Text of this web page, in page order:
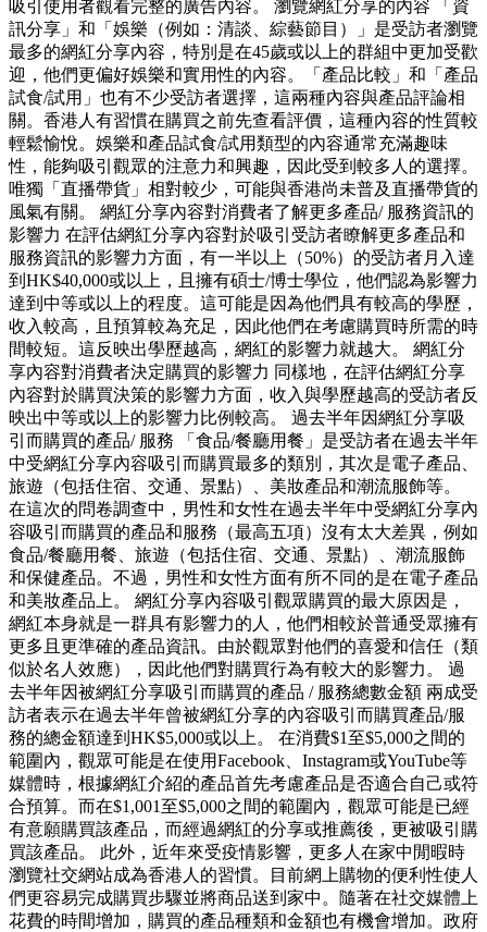
吸引使用者觀看完整的廣告內容。 瀏覽網紅分享的內容 「資
訊分享」和「娛樂（例如：清談、綜藝節目）」是受訪者瀏覽
最多的網紅分享內容，特別是在45歲或以上的群組中更加受歡
迎，他們更偏好娛樂和實用性的內容。「產品比較」和「產品
試食/試用」也有不少受訪者選擇，這兩種內容與產品評論相
關。香港人有習慣在購買之前先查看評價，這種內容的性質較
輕鬆愉悅。娛樂和產品試食/試用類型的內容通常充滿趣味
性，能夠吸引觀眾的注意力和興趣，因此受到較多人的選擇。
唯獨「直播帶貨」相對較少，可能與香港尚未普及直播帶貨的
風氣有關。 網紅分享內容對消費者了解更多產品/ 服務資訊的
影響力 在評估網紅分享內容對於吸引受訪者瞭解更多產品和
服務資訊的影響力方面，有一半以上（50%）的受訪者月入達
到HK$40,000或以上，且擁有碩士/博士學位，他們認為影響力
達到中等或以上的程度。這可能是因為他們具有較高的學歷，
收入較高，且預算較為充足，因此他們在考慮購買時所需的時
間較短。這反映出學歷越高，網紅的影響力就越大。 網紅分
享內容對消費者決定購買的影響力 同樣地，在評估網紅分享
內容對於購買決策的影響力方面，收入與學歷越高的受訪者反
映出中等或以上的影響力比例較高。 過去半年因網紅分享吸
引而購買的產品/ 服務 「食品/餐廳用餐」是受訪者在過去半年
中受網紅分享內容吸引而購買最多的類別，其次是電子產品、
旅遊（包括住宿、交通、景點）、美妝產品和潮流服飾等。
在這次的問卷調查中，男性和女性在過去半年中受網紅分享內
容吸引而購買的產品和服務（最高五項）沒有太大差異，例如
食品/餐廳用餐、旅遊（包括住宿、交通、景點）、潮流服飾
和保健產品。不過，男性和女性方面有所不同的是在電子產品
和美妝產品上。 網紅分享內容吸引觀眾購買的最大原因是，
網紅本身就是一群具有影響力的人，他們相較於普通受眾擁有
更多且更準確的產品資訊。由於觀眾對他們的喜愛和信任（類
似於名人效應），因此他們對購買行為有較大的影響力。 過
去半年因被網紅分享吸引而購買的產品 / 服務總數金額 兩成受
訪者表示在過去半年曾被網紅分享的內容吸引而購買產品/服
務的總金額達到HK$5,000或以上。 在消費$1至$5,000之間的
範圍內，觀眾可能是在使用Facebook、Instagram或YouTube等
媒體時，根據網紅介紹的產品首先考慮產品是否適合自己或符
合預算。而在$1,001至$5,000之間的範圍內，觀眾可能是已經
有意願購買該產品，而經過網紅的分享或推薦後，更被吸引購
買該產品。 此外，近年來受疫情影響，更多人在家中閒暇時
瀏覽社交網站成為香港人的習慣。目前網上購物的便利性使人
們更容易完成購買步驟並將商品送到家中。隨著在社交媒體上
花費的時間增加，購買的產品種類和金額也有機會增加。政府